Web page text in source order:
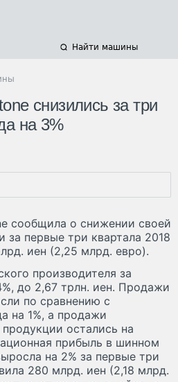
Найти машины
снизились за три
на 3%
сообщила о снижении своей
за первые три квартала 2018
иен (2,25 млрд. евро).
производителя за
до 2,67 трлн. иен. Продажи
по сравнению с
на 1%, а продажи
остались на
прибыль в шинном
на 2% за первые три
280 млрд. иен (2,18 млрд.